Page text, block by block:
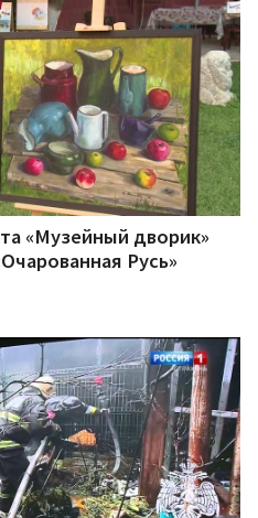
«Музейный дворик»
Русь»